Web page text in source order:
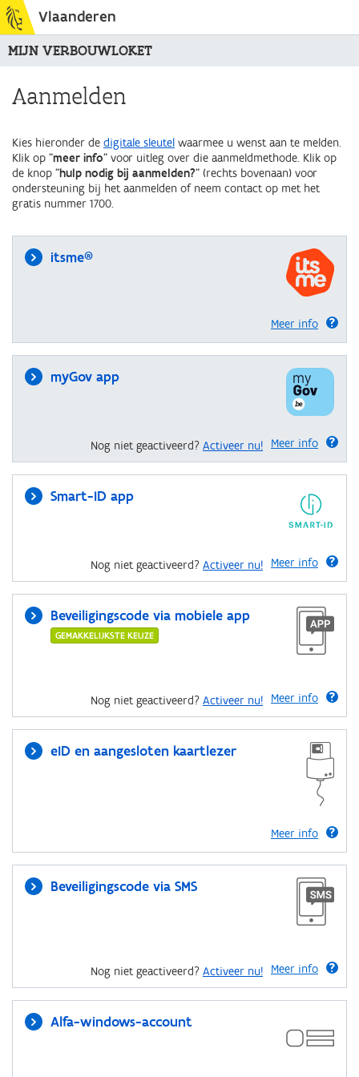
Vlaanderen
MIJN VERBOUWLOKET
Aanmelden
Kies hieronder de digitale sleutel waarmee u wenst aan te melden.
Klik op "meer info" voor uitleg over die aanmeldmethode. Klik op
de knop "hulp nodig bij aanmelden?" (rechts bovenaan) voor
ondersteuning bij het aanmelden of neem contact op met het
gratis nummer 1700.
itsme®
Meer info
myGov app
Meer info
Nog niet geactiveerd? Activeer nu!
Smart-ID app
Meer info
Nog niet geactiveerd? Activeer nu!
Beveiligingscode via mobiele app
GEMAKKELIJKSTE KEUZE
Meer info
Nog niet geactiveerd? Activeer nu!
eID en aangesloten kaartlezer
Meer info
Beveiligingscode via SMS
Meer info
Nog niet geactiveerd? Activeer nu!
Alfa-windows-account